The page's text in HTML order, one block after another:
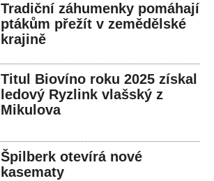
Tradiční záhumenky pomáhají
ptákům přežít v zemědělské
krajině
Titul Biovíno roku 2025 získal
ledový Ryzlink vlašský z
Mikulova
Špilberk otevírá nové
kasematy